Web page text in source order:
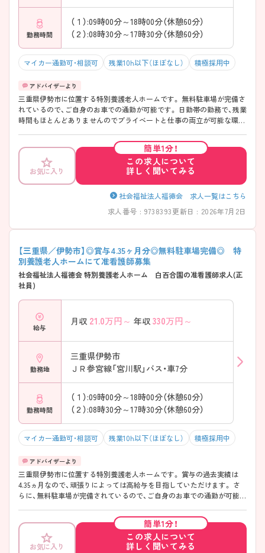
勤務時間
（１）:09時00分～18時00分（休憩60分）
（２）:08時30分～17時30分（休憩60分）
マイカー通勤可・相談可 残業10h以下（ほぼなし） 積極採用中
三重県伊勢市に位置する特別養護老人ホームです。 無料駐車場が完備さ
れているので、ご自身のお車での通勤が可能です。 日勤帯の勤務で、残業
時間もほとんどありませんのでプライベートと仕事の両立が可能な環境
ますのでお気軽にお問い合わせくださいませ。
お気に入り
簡単1分！
この求人について
詳しく聞いてみる
社会福祉法人福徳会 求人一覧はこちら
求人番号 : 9738393更新日 : 2026年7月2日
【三重県／伊勢市】◎賞与4.35ヶ月分◎無料駐車場完備◎ 特
別養護老人ホームにて准看護師募集
社会福祉法人福徳会 特別養護老人ホーム 白百合園の准看護師求人(正
社員)
給与
月収 21.0万円～ 年収 330万円～
勤務地
三重県伊勢市
ＪＲ参宮線「宮川駅」バス・車7分
勤務時間
（１）:09時00分～18時00分（休憩60分）
（２）:08時30分～17時30分（休憩60分）
マイカー通勤可・相談可 残業10h以下（ほぼなし） 積極採用中
三重県伊勢市に位置する特別養護老人ホームです。 賞与の過去実績は
4.35ヵ月なので、頑張りによっては高給与を目指していただけます。 さ
らに、無料駐車場が完備されているので、ご自身のお車での通勤が可能で
すのでお気軽にお問い合わせくださいませ。
お気に入り
簡単1分！
この求人について
詳しく聞いてみる